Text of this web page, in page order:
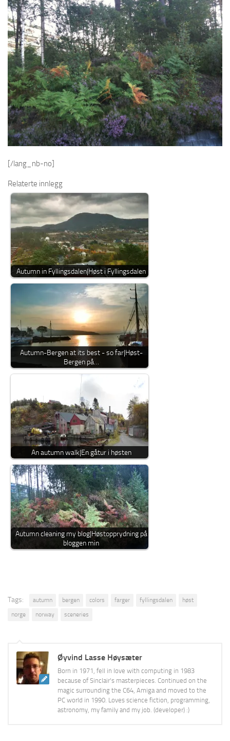
[/lang_nb-no]
Relaterte innlegg
Autumn in Fyllingsdalen|Høst i Fyllingsdalen
Autumn-Bergen at its best - so far|Høst-
Bergen på…
An autumn walk|En gåtur i høsten
Autumn cleaning my blog|Høstopprydning på
bloggen min
Tags: autumn bergen colors farger fyllingsdalen
høst
norge
norway sceneries
Øyvind Lasse Høysæter
Born in 1971, fell in love with computing in 1983
because of Sinclair's masterpieces. Continued on the
magic surrounding the C64, Amiga and moved to the
PC world in 1990. Loves science fiction, programming,
astronomy, my family and my job. (developer) :)